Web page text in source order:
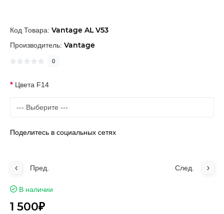
Код Товара: Vantage AL V53
Производитель: Vantage
0
Цвета F14
Поделитесь в социальных сетях
Пред. След.
В наличии
1 500₽